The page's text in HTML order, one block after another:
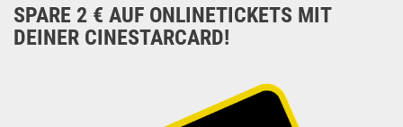
SPARE 2 € AUF ONLINETICKETS MIT
DEINER CINESTARCARD!